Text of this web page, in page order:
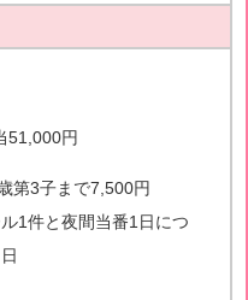
51,000円
第3子まで7,500円
1件と夜間当番1日につ